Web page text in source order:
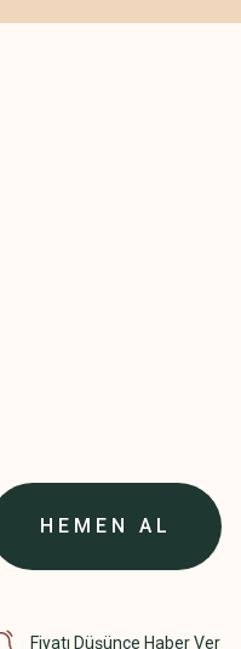
HEMEN AL
Fiyatı Düşünce Haber Ver